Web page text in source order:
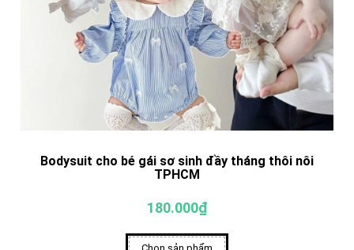
Bodysuit cho bé gái sơ sinh đầy tháng thôi nôi
TPHCM
180.000₫